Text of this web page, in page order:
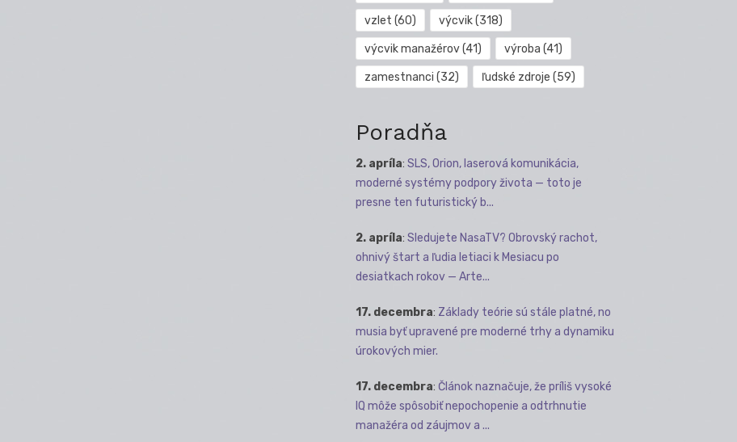
vzlet (60) výcvik(318)
výcvik manažérov(41) výroba (41)
zamestnanci (32) ľudské zdroje (59)
Poradňa
2. apríla: SLS, Orion, laserová komunikácia,
moderné systémy podpory života — toto je
presne ten futuristický b...
2. apríla: Sledujete NasaTV? Obrovský rachot,
ohnivý štart a ľudia letiaci k Mesiacu po
desiatkach rokov — Arte...
17. decembra: Základy teórie sú stále platné, no
musia byť upravené pre moderné trhy a dynamiku
úrokových mier.
17. decembra: Článok naznačuje, že príliš vysoké
IQ môže spôsobiť nepochopenie a odtrhnutie
manažéra od záujmov a ...